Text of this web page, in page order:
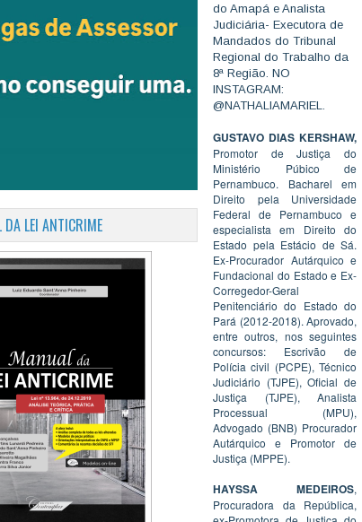
DA LEI ANTICRIME
do Amapá e Analista
Judiciária- Executora de
Mandados do Tribunal
Regional do Trabalho da
8ª Região. NO
INSTAGRAM:
@NATHALIAMARIEL.
GUSTAVO DIAS KERSHAW,
Promotor de Justiça do
Ministério Púbico de
Pernambuco. Bacharel em
Direito pela Universidade
Federal de Pernambuco e
especialista em Direito do
Estado pela Estácio de Sá.
Ex-Procurador Autárquico e
Fundacional do Estado e Ex-
Corregedor-Geral
Penitenciário do Estado do
Pará (2012-2018). Aprovado,
entre outros, nos seguintes
concursos: Escrivão de
Polícia civil (PCPE), Técnico
Judiciário (TJPE), Oficial de
Justiça (TJPE), Analista
Processual (MPU),
Advogado (BNB) Procurador
Autárquico e Promotor de
Justiça (MPPE).
HAYSSA MEDEIROS,
Procuradora da República,